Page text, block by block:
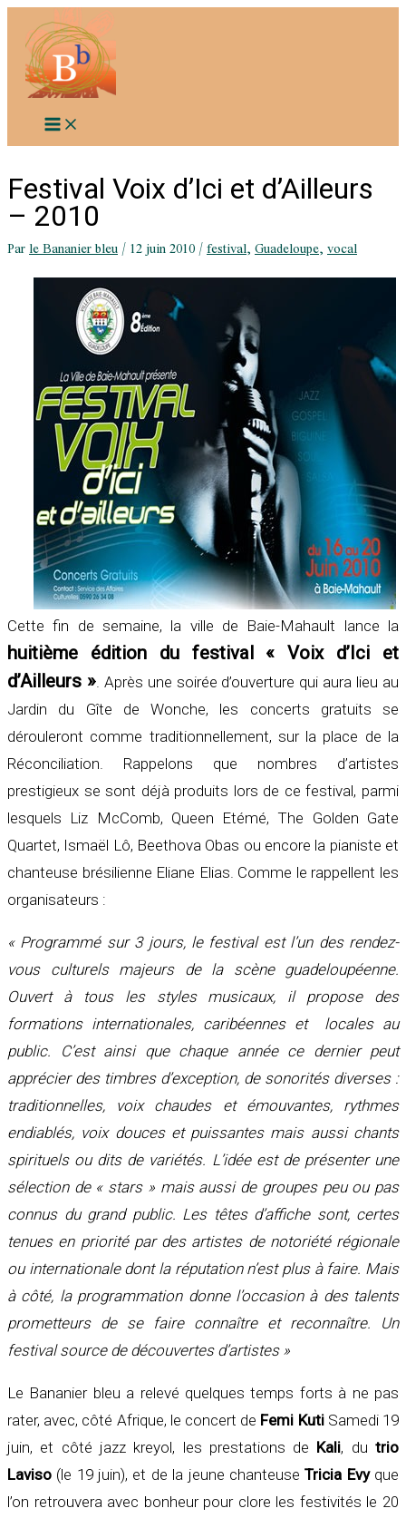
contenu
Festival Voix d’Ici et d’Ailleurs
– 2010
Parle Bananier bleu/12 juin 2010/festival,Guadeloupe,vocal
Cette fin de semaine, la ville de Baie-Mahault lance la
huitième édition du festival « Voix d’Ici et
d’Ailleurs ». Après une soirée d’ouverture qui aura lieu au
Jardin du Gîte de Wonche, les concerts gratuits se
dérouleront comme traditionnellement, sur la place de la
Réconciliation. Rappelons que nombres d’artistes
prestigieux se sont déjà produits lors de ce festival, parmi
lesquels Liz McComb, Queen Etémé, The Golden Gate
Quartet, Ismaël Lô, Beethova Obas ou encore la pianiste et
chanteuse brésilienne Eliane Elias. Comme le rappellent les
organisateurs :
« Programmé sur 3 jours, le festival est l’un des rendez-
vous culturels majeurs de la scène guadeloupéenne.
Ouvert à tous les styles musicaux, il propose des
formations internationales, caribéennes et locales au
public. C’est ainsi que chaque année ce dernier peut
apprécier des timbres d’exception, de sonorités diverses :
traditionnelles, voix chaudes et émouvantes, rythmes
endiablés, voix douces et puissantes mais aussi chants
spirituels ou dits de variétés. L’idée est de présenter une
sélection de « stars » mais aussi de groupes peu ou pas
connus du grand public. Les têtes d’affiche sont, certes
tenues en priorité par des artistes de notoriété régionale
ou internationale dont la réputation n’est plus à faire. Mais
à côté, la programmation donne l’occasion à des talents
prometteurs de se faire connaître et reconnaître. Un
festival source de découvertes d’artistes »
Le Bananier bleu a relevé quelques temps forts à ne pas
rater, avec, côté Afrique, le concert de Femi KutiSamedi 19
juin, et côté jazz kreyol, les prestations de Kali, dutrio
Laviso (le 19 juin), et de la jeune chanteuseTricia Evyque
l’on retrouvera avec bonheur pour clore les festivités le 20